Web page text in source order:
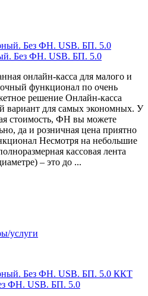
Без ФН. USB. БП. 5.0
онлайн-касса для малого и
функционал по очень
решение Онлайн-касса
для самых экономных. У
стоимость, ФН вы можете
да и розничная цена приятно
Несмотря на небольшие
кассовая лента
– это до ...
услуги
ККТ
ФН. USB. БП. 5.0